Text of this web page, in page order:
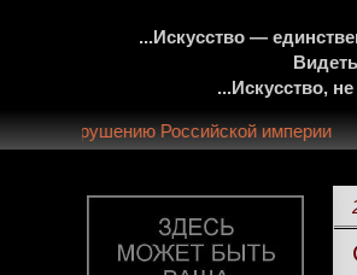
...Искусство —
...Искусство,
и крушению Российской